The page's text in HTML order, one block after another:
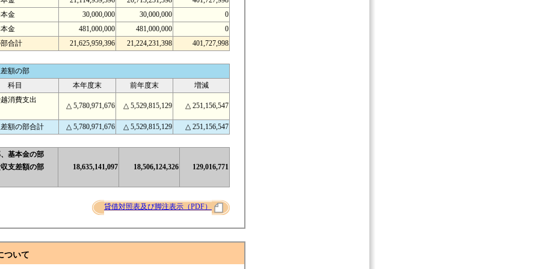
金
30,000,000 30,000,000
0
金
481,000,000 481,000,000
0
合計
21,625,959,396 21,224,231,398 401,727,998
額の部
科目
本年度末 前年度末
増減
消費支出
△ 5,780,971,676 △ 5,529,815,129 △ 251,156,547
額の部合計 △ 5,780,971,676 △ 5,529,815,129 △ 251,156,547
基本金の部
支差額の部
18,635,141,097 18,506,124,326 129,016,771
貸借対照表及び脚注表示（PDF）
ついて